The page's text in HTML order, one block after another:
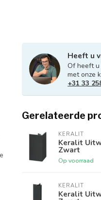
Heeft u
Of heeft u
met onze
+31 33
Gerelateerde
KERALIT
Keralit
Zwart
Op voorraad
KERALIT
Keralit